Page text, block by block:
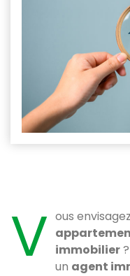
V ous
immobilier
un agent